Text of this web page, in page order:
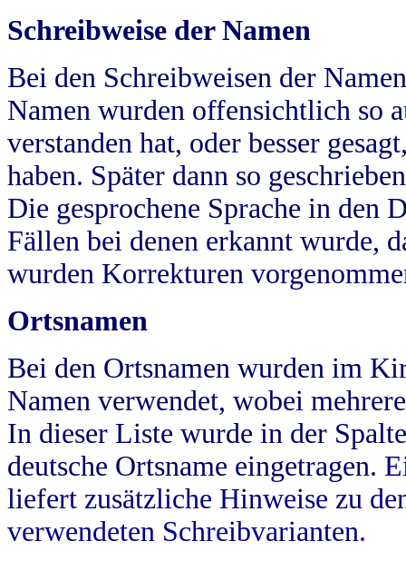
Schreibweise der Namen
Bei den Schreibweisen der
Namen wurden offensichtlich so
verstanden hat, oder besser
haben. Später dann so
Die gesprochene Sprache in
Fällen bei denen erkannt wurde,
wurden Korrekturen
Ortsnamen
Bei den Ortsnamen wurden im
Namen verwendet, wobei
In dieser Liste wurde in der
deutsche Ortsname eingetragen.
liefert zusätzliche Hinweise zu
verwendeten Schreibvarianten.